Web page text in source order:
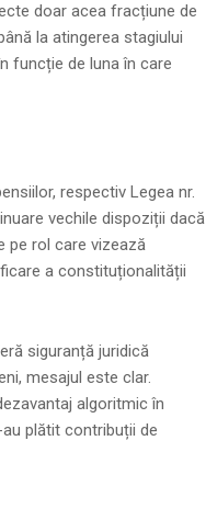
doar acea fracțiune de
la atingerea stagiului
funcție de luna în care
respectiv Legea nr.
vechile dispoziții dacă
pe rol care vizează
a constituționalității
siguranță juridică
mesajul este clar.
algoritmic în
plătit contribuții de